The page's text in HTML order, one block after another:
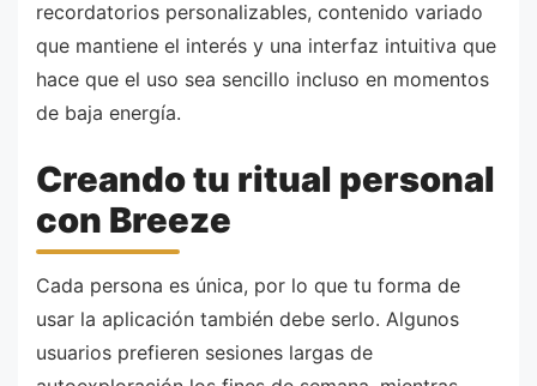
recordatorios personalizables, contenido variado
que mantiene el interés y una interfaz intuitiva que
hace que el uso sea sencillo incluso en momentos
de baja energía.
Creando tu ritual personal
con Breeze
Cada persona es única, por lo que tu forma de
usar la aplicación también debe serlo. Algunos
usuarios prefieren sesiones largas de